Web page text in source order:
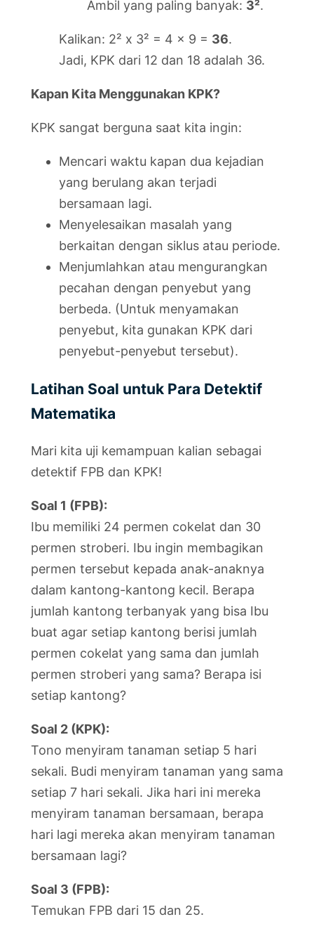
Ambil yang paling banyak: 3².
Kalikan: 2² x 3² = 4 x 9 = 36.
Jadi, KPK dari 12 dan 18 adalah 36.
Kapan Kita Menggunakan KPK?
KPK sangat berguna saat kita ingin:
Mencari waktu kapan dua kejadian
yang berulang akan terjadi
bersamaan lagi.
Menyelesaikan masalah yang
berkaitan dengan siklus atau periode.
Menjumlahkan atau mengurangkan
pecahan dengan penyebut yang
berbeda. (Untuk menyamakan
penyebut, kita gunakan KPK dari
penyebut-penyebut tersebut).
Latihan Soal untuk Para Detektif
Matematika
Mari kita uji kemampuan kalian sebagai
detektif FPB dan KPK!
Soal 1 (FPB):
Ibu memiliki 24 permen cokelat dan 30
permen stroberi. Ibu ingin membagikan
permen tersebut kepada anak-anaknya
dalam kantong-kantong kecil. Berapa
jumlah kantong terbanyak yang bisa Ibu
buat agar setiap kantong berisi jumlah
permen cokelat yang sama dan jumlah
permen stroberi yang sama? Berapa isi
setiap kantong?
Soal 2 (KPK):
Tono menyiram tanaman setiap 5 hari
sekali. Budi menyiram tanaman yang sama
setiap 7 hari sekali. Jika hari ini mereka
menyiram tanaman bersamaan, berapa
hari lagi mereka akan menyiram tanaman
bersamaan lagi?
Soal 3 (FPB):
Temukan FPB dari 15 dan 25.